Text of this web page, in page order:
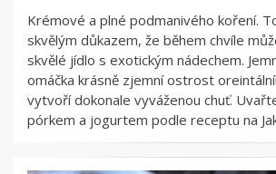
Krémové a plné podmanivého koření.
skvělým důkazem, že během chvíle
skvělé jídlo s exotickým nádechem.
omáčka krásně zjemní ostrost
vytvoří dokonale vyváženou chuť.
pórkem a jogurtem podle receptu na